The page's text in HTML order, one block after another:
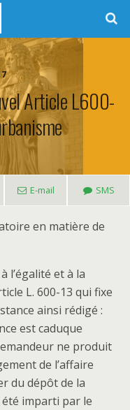
Article L600-
E-mail SMS
en matière de
l’égalité et à la
L. 600-13 qui fixe
ainsi rédigé :
est caduque
ne produit
de l’affaire
du dépôt de la
imparti par le